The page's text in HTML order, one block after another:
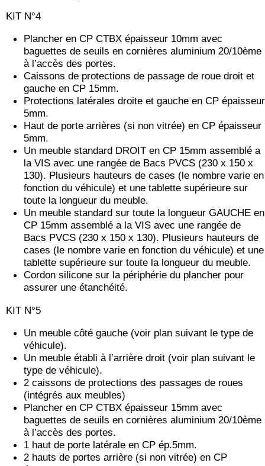
KIT N°4
Plancher en CP CTBX épaisseur 10mm avec
baguettes de seuils en cornières aluminium 20/10ème
à l’accès des portes.
Caissons de protections de passage de roue droit et
gauche en CP 15mm.
Protections latérales droite et gauche en CP épaisseur
5mm.
Haut de porte arrières (si non vitrée) en CP épaisseur
5mm.
Un meuble standard DROIT en CP 15mm assemblé a
la VIS avec une rangée de Bacs PVCS (230 x 150 x
130). Plusieurs hauteurs de cases (le nombre varie en
fonction du véhicule) et une tablette supérieure sur
toute la longueur du meuble.
Un meuble standard sur toute la longueur GAUCHE en
CP 15mm assemblé a la VIS avec une rangée de
Bacs PVCS (230 x 150 x 130). Plusieurs hauteurs de
cases (le nombre varie en fonction du véhicule) et une
tablette supérieure sur toute la longueur du meuble.
Cordon silicone sur la périphérie du plancher pour
assurer une étanchéité.
KIT N°5
Un meuble côté gauche (voir plan suivant le type de
véhicule).
Un meuble établi à l’arrière droit (voir plan suivant le
type de véhicule).
2 caissons de protections des passages de roues
(intégrés aux meubles)
Plancher en CP CTBX épaisseur 15mm avec
baguettes de seuils en cornières aluminium 20/10ème
à l’accès des portes.
1 haut de porte latérale en CP ép.5mm.
2 hauts de portes arrière (si non vitrée) en CP